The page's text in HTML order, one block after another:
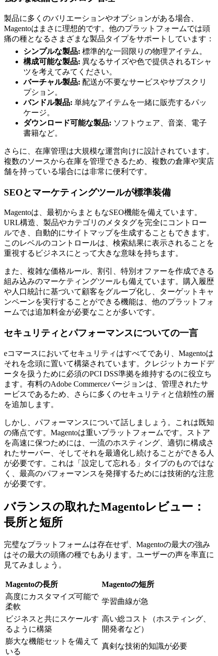
製品に多くのバリエーションやオプションがある場合、
Magentoはまさに理想的です。他のプラットフォームでは頭
痛の種となるさまざまな製品タイプをサポートしています：
シンプルな製品: 標準的な一回限りの物理アイテム。
構成可能な製品: 異なるサイズや色で提供されるTシャ
ツを考えてみてください。
バーチャル製品: 配送が不要なサービスやサブスクリ
プション。
バンドル製品: 単純なアイテムを一緒に販売するパッ
ケージ。
ダウンロード可能な製品: ソフトウェア、音楽、電子
書籍など。
さらに、在庫管理は大規模な運営向けに設計されています。
複数のソースから在庫を管理できるため、複数の倉庫や実店
舗を持っている場合には非常に便利です。
SEOとマーケティングツールが標準装備
Magentoは、最初からまともなSEO機能を備えています。
URL構造、製品やカテゴリのメタタグを完全にコントロー
ルでき、自動的にサイトマップを生成することもできます。
このレベルのコントロールは、検索結果に表示されることを
重視するビジネスにとって大きな意味を持ちます。
また、複雑な価格ルール、割引、特別オファーを作成できる
組み込みのマーケティングツールも備えています。購入履歴
や人口統計に基づいて顧客をグループ化し、ターゲットキャ
ンペーンを実行することができる機能は、他のプラットフォ
ームでは追加料金が必要なことが多いです。
セキュリティとパフォーマンスについての一言
eコマースにおいてセキュリティはすべてであり、Magentoは
それを念頭に置いて構築されています。クレジットカードデ
ータを扱うために必須のPCI DSS準拠を維持するのに役立ち
ます。有料のAdobe Commerceバージョンは、管理されたサ
ービスであるため、さらに多くのセキュリティと信頼性の層
を追加します。
しかし、パフォーマンスについて話しましょう。これは既知
の痛点です。Magentoは重いプラットフォームです。ストア
を高速に保つためには、一流のホスティング、適切に構成さ
れたサーバー、そしてそれを最適化し続けることができる人
が必要です。これは「設定して忘れる」タイプのものではな
く、最高のパフォーマンスを発揮するためには技術的な注意
が必要です。
バランスの取れたMagentoレビュー：
長所と短所
完璧なプラットフォームは存在せず、Magentoの最大の強み
はその最大の頭痛の種でもあります。ユーザーの声を率直に
見てみましょう。
Magentoの長所
Magentoの短所
高度にカスタマイズ可能で
柔軟
学習曲線が急
ビジネスと共にスケールす
るように構築
高い総コスト（ホスティング、
開発者など）
膨大な機能セットを備えて
いる
真剣な技術的知識が必要